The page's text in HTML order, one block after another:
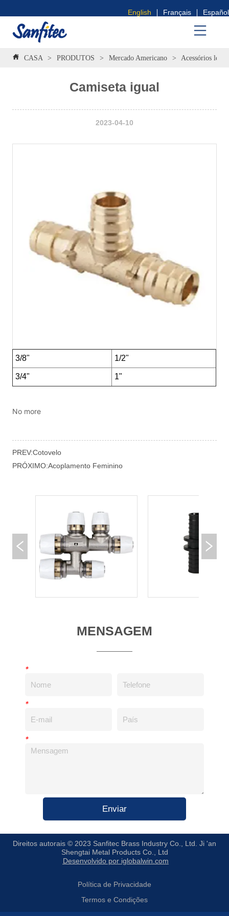
English Français Español
CASA > PRODUTOS > Mercado Americano > Acessórios leves
Camiseta igual
2023-04-10
No more
PREV:Cotovelo
PRÓXIMO:Acoplamento Feminino
MENSAGEM
*
*
*
Enviar
Direitos autorais © 2023 Sanfitec Brass Industry Co., Ltd. Ji 'an
Shengtai Metal Products Co., Ltd
Desenvolvido por iglobalwin.com
Política de Privacidade
Termos e Condições